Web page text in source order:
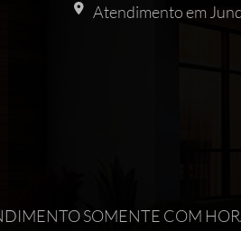
Atendimento em
SOMENTE COM